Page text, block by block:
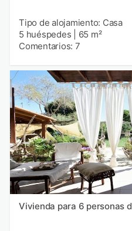
Tipo de alojamiento: Casa
5 huéspedes
65 m²
Comentarios: 7
Vivienda para 6 personas